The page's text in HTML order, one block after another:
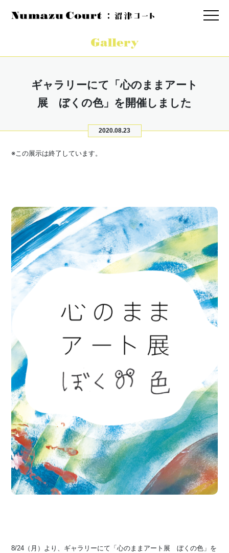
ギャラリーにて「心のままアート
展 ぼくの色」を開催しました
2020.08.23
※この展示は終了しています。
8/24（月）より、ギャラリーにて「心のままアート展 ぼくの色」を